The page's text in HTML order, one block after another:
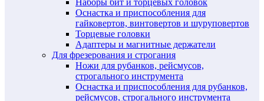
Оснастка и приспособления для
гайковертов, винтовертов и шуруповертов
Торцевые головки
Адаптеры и магнитные держатели
Для фрезерования и строгания
Ножи для рубанков, рейсмусов,
строгального инструмента
Оснастка и приспособления для рубанков,
рейсмусов, строгального инструмента